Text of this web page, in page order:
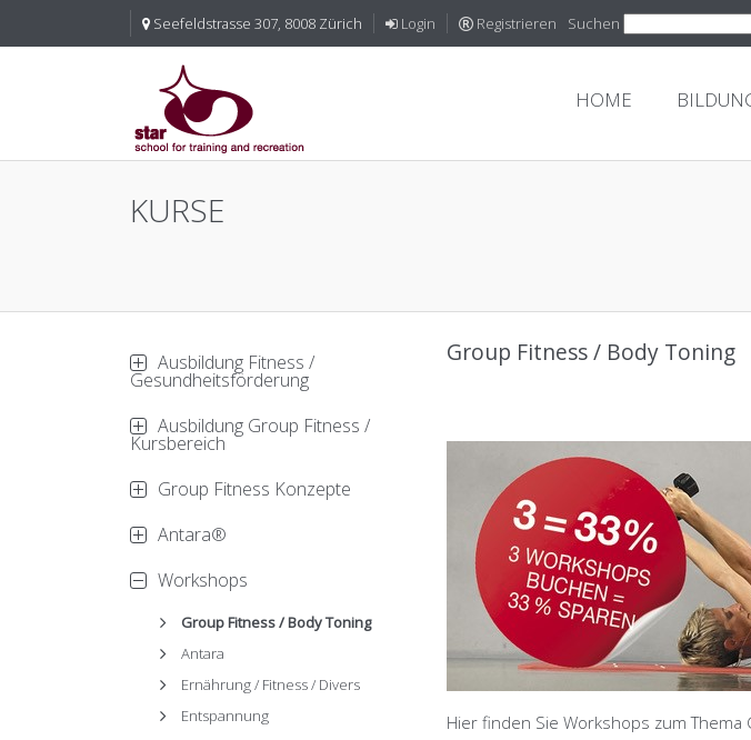
Seefeldstrasse 307, 8008 Zürich Login Registrieren Suchen
HOME
KURSE
Ausbildung Fitness /
Gesundheitsförderung
Ausbildung Group Fitness /
Kursbereich
Group Fitness Konzepte
Antara®
Workshops
Group Fitness / Body Toning
Antara
Ernährung / Fitness / Divers
Entspannung
Group Fitness / Body Toning
Hier finden Sie Workshops zum Thema